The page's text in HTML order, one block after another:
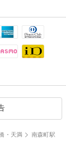
・天満
南森町駅